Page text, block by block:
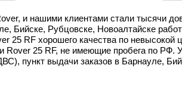
и нашими клиентами стали тысячи
Бийске, Рубцовске, Новоалтайске
25 RF хорошего качества по
25 RF, не имеющие пробега по РФ.
пункт выдачи заказов в Барнауле,